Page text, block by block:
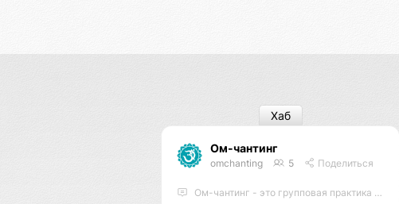
Ом-чантинг
omchanting 5 Поделиться
Ом-чантинг - это групповая практика пропевания звука Ом
Хаб